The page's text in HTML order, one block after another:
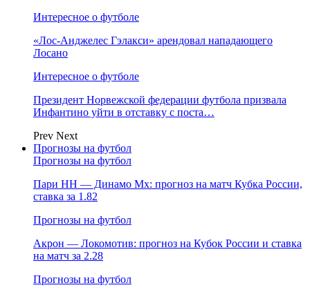
Интересное о футболе
«Лос‑Анджелес Гэлакси» арендовал нападающего
Лосано
Интересное о футболе
Президент Норвежской федерации футбола призвала
Инфантино уйти в отставку с поста…
Prev Next
Прогнозы на футбол
Прогнозы на футбол
Пари НН — Динамо Мх: прогноз на матч Кубка России,
ставка за 1.82
Прогнозы на футбол
Акрон — Локомотив: прогноз на Кубок России и ставка
на матч за 2.28
Прогнозы на футбол